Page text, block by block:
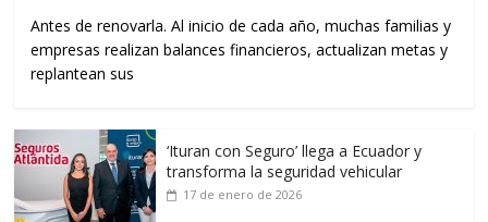
Antes de renovarla. Al inicio de cada año, muchas familias y
empresas realizan balances financieros, actualizan metas y
replantean sus
‘Ituran con Seguro’ llega a Ecuador y
transforma la seguridad vehicular
17 de enero de 2026